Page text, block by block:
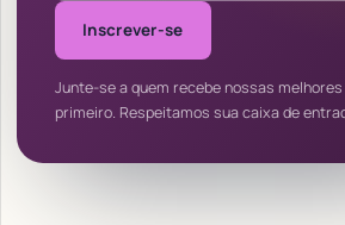
Inscrever-se
Junte-se a quem recebe nossas
primeiro. Respeitamos sua caixa de